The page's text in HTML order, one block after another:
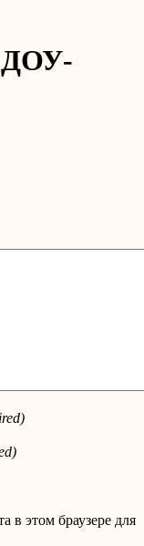
ДОУ-
в этом браузере для